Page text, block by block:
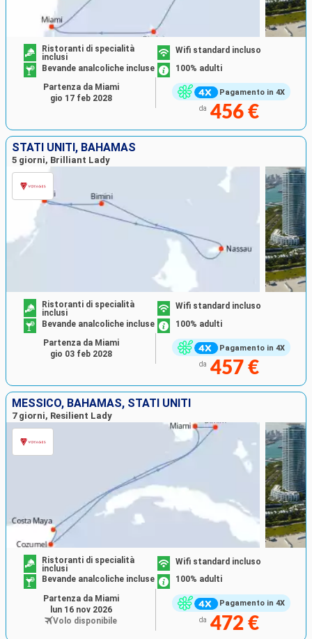
Pagamento in 4X
Ristoranti di specialità
inclusi
Wifi standard incluso
Bevande analcoliche incluse
100% adulti
da 456 €
Partenza da Miami
gio 17 feb 2028
STATI UNITI, BAHAMAS
5 giorni, Brilliant Lady
Pagamento in 4X
Ristoranti di specialità
inclusi
Wifi standard incluso
Bevande analcoliche incluse
100% adulti
da 457 €
Partenza da Miami
gio 03 feb 2028
MESSICO, BAHAMAS, STATI UNITI
7 giorni, Resilient Lady
Pagamento in 4X
Ristoranti di specialità
inclusi
Wifi standard incluso
Bevande analcoliche incluse
100% adulti
da 472 €
Partenza da Miami
lun 16 nov 2026
Volo disponibile